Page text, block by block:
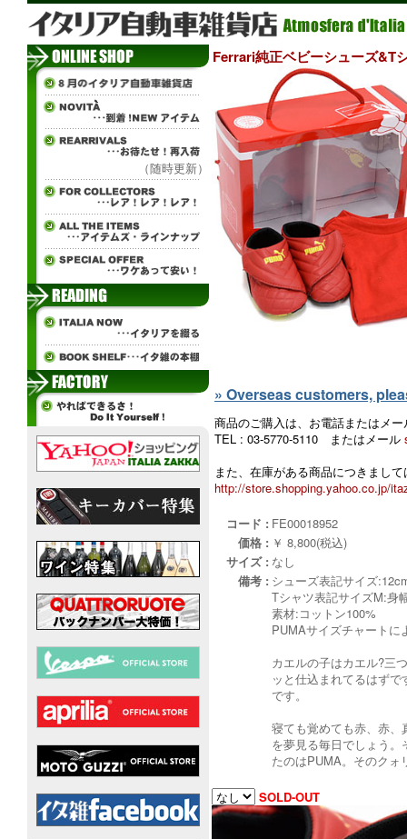
（随時更新）
Ferrari純正ベビーシューズ&T
» Overseas customers,
商品のご購入は、お電話またはメ
TEL : 03-5770-5110 またはメール
また、在庫がある商品につきまし
http://store.shopping.yahoo.co.jp/
コード : FE00018952
価格 : ￥ 8,800(税込)
サイズ : なし
備考 : シューズ表記サイズ
Tシャツ表記サイズM:身
素材:コットン100%
PUMAサイズチャートに
カエルの子はカエル?三
ッと仕込まれてるはず
です。
寝ても覚めても赤、赤
を夢見る毎日でしょう
たのはPUMA。そのクォ
SOLD-OUT